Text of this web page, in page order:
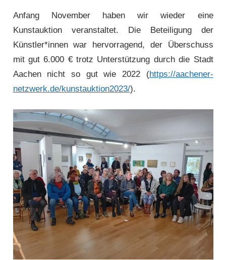
Anfang November haben wir wieder eine
Kunstauktion veranstaltet. Die Beteiligung der
Künstler*innen war hervorragend, der Überschuss
mit gut 6.000 € trotz Unterstützung durch die Stadt
Aachen nicht so gut wie 2022 (https://aachener-
netzwerk.de/kunstauktion2023/).